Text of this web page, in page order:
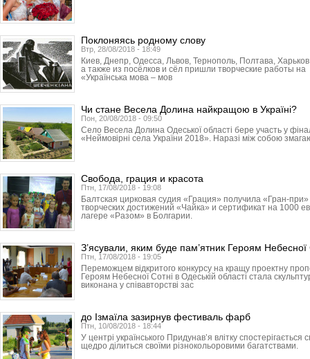
Поклоняясь родному слову
Втр, 28/08/2018 - 18:49
Киев, Днепр, Одесса, Львов, Тер­нополь, Полтава,
а также из посёлков и сёл пришли творческие работы
«Українська мова – мов
Чи стане Весела Долина найкращою в Україні?
Пон, 20/08/2018 - 09:50
Село Весела Долина Одеської області бере участь у
«Неймовірні села України 2018». Наразі між собою
Свобода, грация и красота
Птн, 17/08/2018 - 19:08
Балтская цирковая судия «Грация» получила «Гран-
творческих достижений «Чайка» и сертификат на 1000
лагере «Разом» в Болгарии.
З’ясували, яким буде пам’ятник Героям Небесної
Птн, 17/08/2018 - 19:05
Переможцем відкритого конкурсу на кращу проектну
Героям Небесної Сотні в Одеській області стала
виконана у співавторстві зас
до Ізмаїла зазирнув фестиваль фарб
Птн, 10/08/2018 - 18:44
У центрі українського Придунав’я влітку
щедро ділиться своїми різнокольоровими багатствами.